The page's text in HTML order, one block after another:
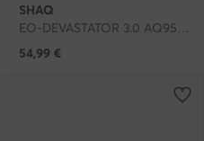
SHAQ
EO-DEVASTATOR 3.0 AQ95078Y-VZ · Čevlji za košarko
54,99 €